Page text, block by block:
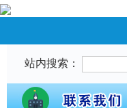
站内搜索：